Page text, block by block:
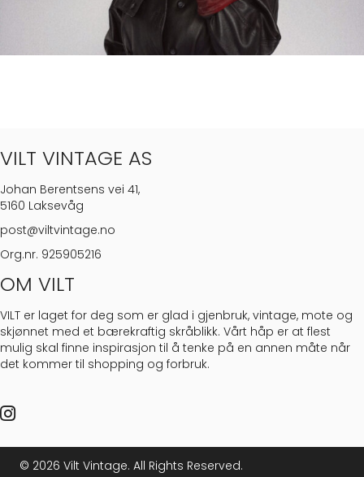
VILT VINTAGE AS
Johan Berentsens vei 41,
5160 Laksevåg
post@viltvintage.no
Org.nr. 925905216
OM VILT
VILT er laget for deg som er glad i gjenbruk, vintage, mote og
skjønnet med et bærekraftig skråblikk. Vårt håp er at flest
mulig skal finne inspirasjon til å tenke på en annen måte når
det kommer til shopping og forbruk.
Instagram Vilt Vintage
© 2026 Vilt Vintage. All Rights Reserved.